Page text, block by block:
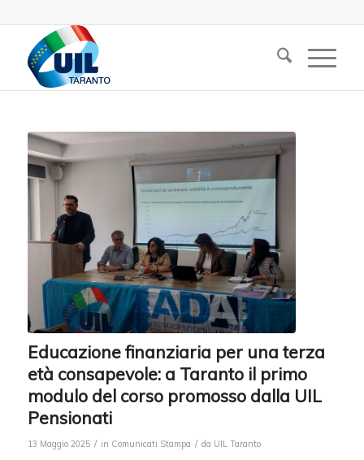
Educazione finanziaria per una terza
età consapevole: a Taranto il primo
modulo del corso promosso dalla UIL
Pensionati
13 Maggio 2025 / in Comunicati Stampa / da UIL Taranto